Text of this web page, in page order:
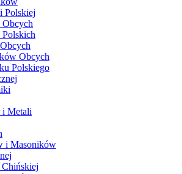
Polskiej
Obcych
Obcych
Polskiego
i Metali
i Masoników